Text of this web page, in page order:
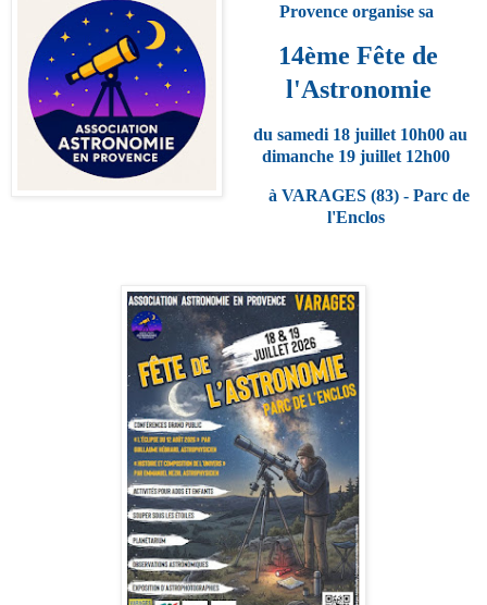
Provence organise sa
14ème Fête de
l'Astronomie
du samedi 18 juillet 10h00 au
dimanche 19 juillet 12h00
à VARAGES (83) - Parc de
l'Enclos